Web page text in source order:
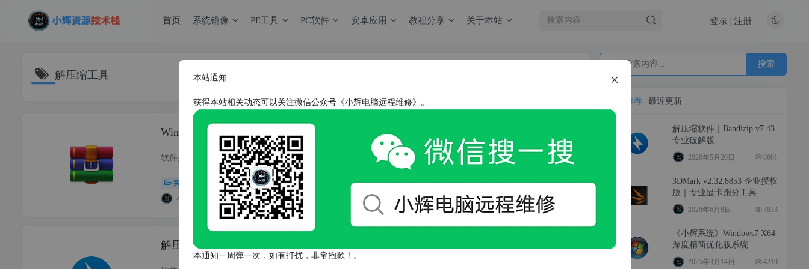
首页 系统镜像 PE工具 PC软件 安卓应用 教程分享 关于本站 登录 注册
解压缩工具
WinRAR v7.22 烈火汉化版｜ 老牌知名解压缩软件
软件介绍：WinRAR是一款老牌知名解压缩软件，凭借其卓越的性能和极高的压缩率，在全球拥有庞大的用户群体。它完美支持RAR和ZIP格式，并能轻松解压7Z、ISO、CAB、TAR等十余种常见压缩格式。作为...
实用工具 # 装机必备 # 解压缩工具
小辉电脑远程维修 2026年5月20日 0 804
解压缩软件｜Bandizip v7.43 专业破解版
搜索
热门推荐 最近更新
解压缩软件｜Bandizip v7.43
专业破解版
2026年5月20日 8601
3DMark v2.32.8853 企业授权
版｜专业显卡跑分工具
2026年6月8日 7833
《小辉系统》Windows7 X64
深度精简优化版系统
2025年3月14日 4210
本站通知
获得本站相关动态可以关注微信公众号《小辉电脑远程维修》。
本通知一周弹一次，如有打扰，非常抱歉！。